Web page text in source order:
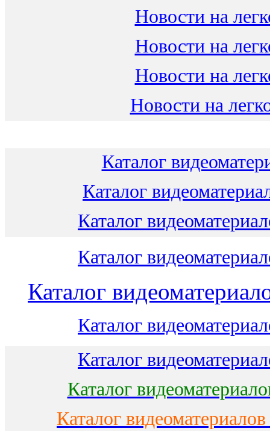
Новости на
Новости на
Новости на
Новости на
Каталог
Каталог
Каталог
Каталог
Каталог
Каталог
Каталог
Каталог
Каталог